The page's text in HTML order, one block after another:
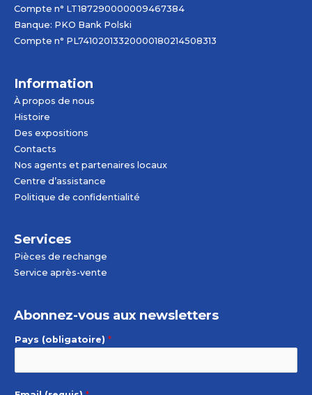
Compte n° LT187290000009467384
Banque: PKO Bank Polski
Compte n° PL74102013320000180214508313
Information
À propos de nous
Histoire
Des expositions
Contacts
Nos agents et partenaires locaux
Centre d’assistance
Politique de confidentialité
Services
Pièces de rechange
Service après-vente
Abonnez-vous aux newsletters
Pays (obligatoire) *